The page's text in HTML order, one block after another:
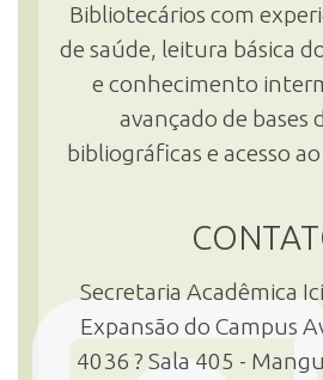
Bibliotecários com
de saúde, leitura básica
e conhecimento
avançado de bases
bibliográficas e acesso
Secretaria Acadêmica
Expansão do Campus
4036 ? Sala 405 -